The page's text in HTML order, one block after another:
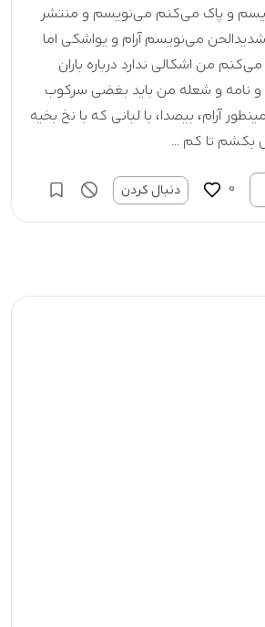
و پاک می‌کنم می‌نویسم و منتشر
می‌نویسم آرام و یواشکی اما
من اشکالی ندارد درباره باران
و نامه و شعله من باید بغضی سرکوب
آرام، بیصدا، با لبانی که با نخ بخیه
بکشم تا کم‌ ...
0 دنبال کردن